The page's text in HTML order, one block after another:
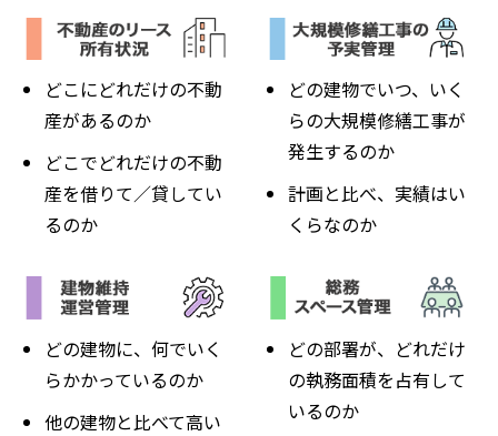
どこにどれだけの不動
産があるのか
どこでどれだけの不動
産を借りて／貸してい
るのか
どの建物でいつ、いく
らの大規模修繕工事が
発生するのか
計画と比べ、実績はい
くらなのか
どの建物に、何でいく
らかかっているのか
他の建物と比べて高い
どの部署が、どれだけ
の執務面積を占有して
いるのか